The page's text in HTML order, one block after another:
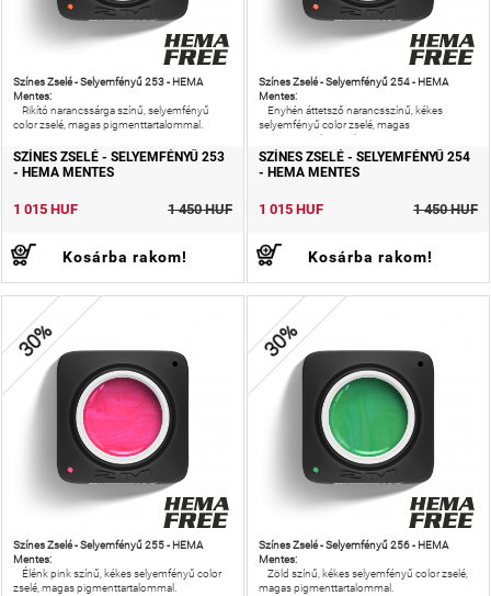
Színes Zselé - Selyemfényű 253 - HEMA
Mentes:
Rikító narancssárga színű, selyemfényű
color zselé, magas pigmenttartalommal.
SZÍNES ZSELÉ - SELYEMFÉNYŰ 253
- HEMA MENTES
1 015 HUF 1 450 HUF
Kosárba rakom!
Színes Zselé - Selyemfényű 254 - HEMA
Mentes:
Enyhén áttetsző narancsszínű, kékes
selyemfényű color zselé, magas
pigmenttartalommal.
SZÍNES ZSELÉ - SELYEMFÉNYŰ 254
- HEMA MENTES
1 015 HUF 1 450 HUF
Kosárba rakom!
30%
Színes Zselé - Selyemfényű 255 - HEMA
Mentes:
Élénk pink színű, kékes selyemfényű color
zselé, magas pigmenttartalommal.
30%
Színes Zselé - Selyemfényű 256 - HEMA
Mentes:
Zöld színű, kékes selyemfényű color zselé,
magas pigmenttartalommal.